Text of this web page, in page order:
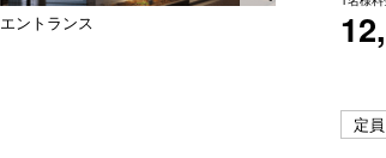
エントランス
定員